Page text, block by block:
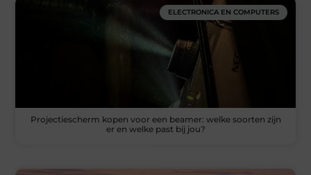
ELECTRONICA EN COMPUTERS
Projectiescherm kopen voor een beamer: welke soorten zijn
er en welke past bij jou?